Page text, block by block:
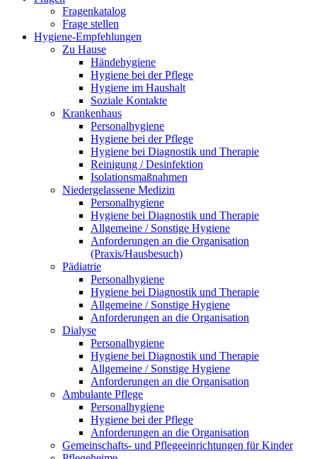
Fragenkatalog
Frage stellen
Hygiene-Empfehlungen
Zu Hause
Händehygiene
Hygiene bei der Pflege
Hygiene im Haushalt
Soziale Kontakte
Krankenhaus
Personalhygiene
Hygiene bei der Pflege
Hygiene bei Diagnostik und Therapie
Reinigung / Desinfektion
Isolationsmaßnahmen
Niedergelassene Medizin
Personalhygiene
Hygiene bei Diagnostik und Therapie
Allgemeine / Sonstige Hygiene
Anforderungen an die Organisation
(Praxis/Hausbesuch)
Pädiatrie
Personalhygiene
Hygiene bei Diagnostik und Therapie
Allgemeine / Sonstige Hygiene
Anforderungen an die Organisation
Dialyse
Personalhygiene
Hygiene bei Diagnostik und Therapie
Allgemeine / Sonstige Hygiene
Anforderungen an die Organisation
Ambulante Pflege
Personalhygiene
Hygiene bei der Pflege
Anforderungen an die Organisation
Gemeinschafts- und Pflegeeinrichtungen für Kinder